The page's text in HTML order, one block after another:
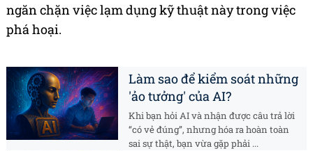
ngăn chặn việc lạm dụng kỹ thuật này trong việc
phá hoại.
Làm sao để kiểm soát những
'ảo tưởng' của AI?
Khi bạn hỏi AI và nhận được câu trả lời
“có vẻ đúng”, nhưng hóa ra hoàn toàn
sai sự thật, bạn vừa gặp phải ...